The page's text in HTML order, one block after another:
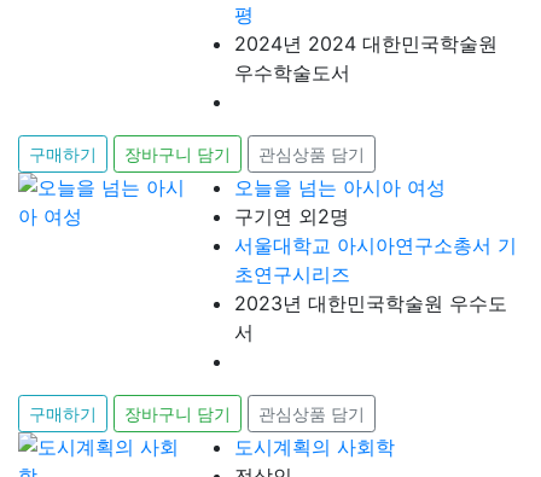
평
2024년 2024 대한민국학술원
우수학술도서
구매하기 장바구니 담기 관심상품 담기
오늘을 넘는 아시아 여성
구기연 외2명
서울대학교 아시아연구소총서 기
초연구시리즈
2023년 대한민국학술원 우수도
서
구매하기 장바구니 담기 관심상품 담기
도시계획의 사회학